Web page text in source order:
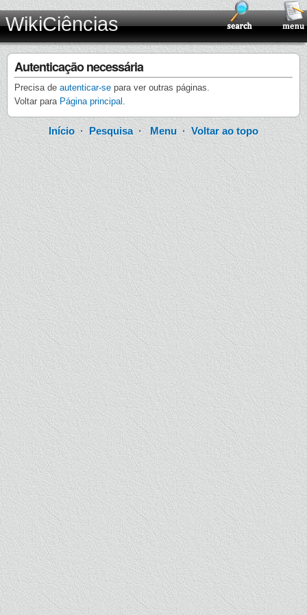
WikiCiências
Autenticação necessária
Precisa de autenticar-se para ver outras páginas.
Voltar para Página principal .
Início · Pesquisa·Menu ·Voltar ao topo